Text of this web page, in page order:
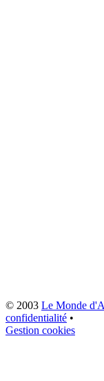
© 2003 Le Monde
confidentialité •
Gestion cookies